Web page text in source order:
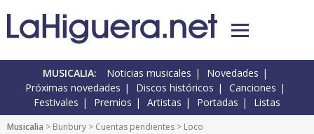
MUSICALIA: Noticias musicales
Novedades
Próximas novedades
Discos históricos
Canciones
Festivales
Premios Artistas Portadas Listas
Musicalia > Bunbury > Cuentas pendientes > Loco